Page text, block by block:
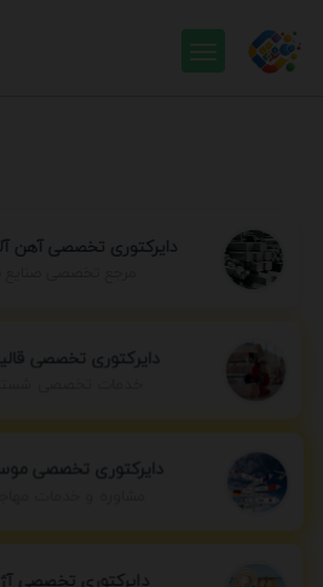
دایرکتوری تخصصی آهن
مرجع تخصصی
دایرکتوری تخصصی
دایرکتوری تخصصی
مشاوره و خدمات
دایرکتوری تخصصی